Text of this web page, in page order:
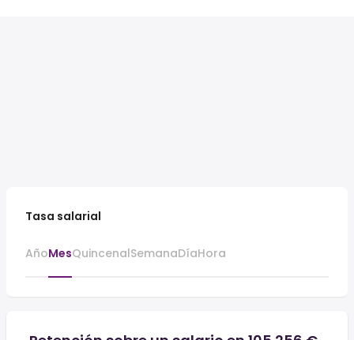
Tasa salarial
AñoMesQuincenalSemanaDíaHora